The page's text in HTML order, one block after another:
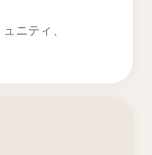
ニティ、